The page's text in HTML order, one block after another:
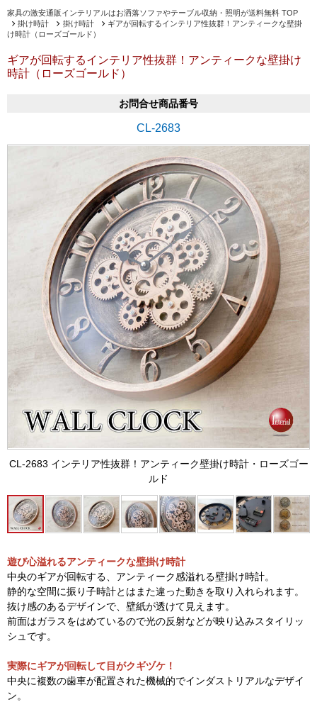
家具の激安通販インテリアルはお洒落ソファやテーブル収納・照明が送料無料 TOP
掛け時計
掛け時計
ギアが回転するインテリア性抜群！アンティークな壁掛
け時計（ローズゴールド）
ギアが回転するインテリア性抜群！アンティークな壁掛け
時計（ローズゴールド）
お問合せ商品番号
CL-2683
CL-2683 インテリア性抜群！アンティーク壁掛け時計・ローズゴー
ルド
遊び心溢れるアンティークな壁掛け時計
中央のギアが回転する、アンティーク感溢れる壁掛け時計。
静的な空間に振り子時計とはまた違った動きを取り入れられます。
抜け感のあるデザインで、壁紙が透けて見えます。
前面はガラスをはめているので光の反射などが映り込みスタイリッ
シュです。
実際にギアが回転して目がクギヅケ！
中央に複数の歯車が配置された機械的でインダストリアルなデザイ
ン。